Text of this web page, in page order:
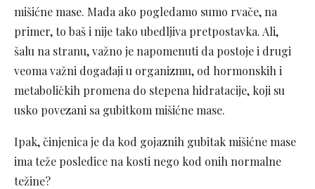
mišićne mase. Mada ako pogledamo sumo rvače, na
primer, to baš i nije tako ubedljiva pretpostavka. Ali,
šalu na stranu, važno je napomenuti da postoje i drugi
veoma važni događaji u organizmu, od hormonskih i
metaboličkih promena do stepena hidratacije, koji su
usko povezani sa gubitkom mišićne mase.
Ipak, činjenica je da kod gojaznih gubitak mišićne mase
ima teže posledice na kosti nego kod onih normalne
težine?